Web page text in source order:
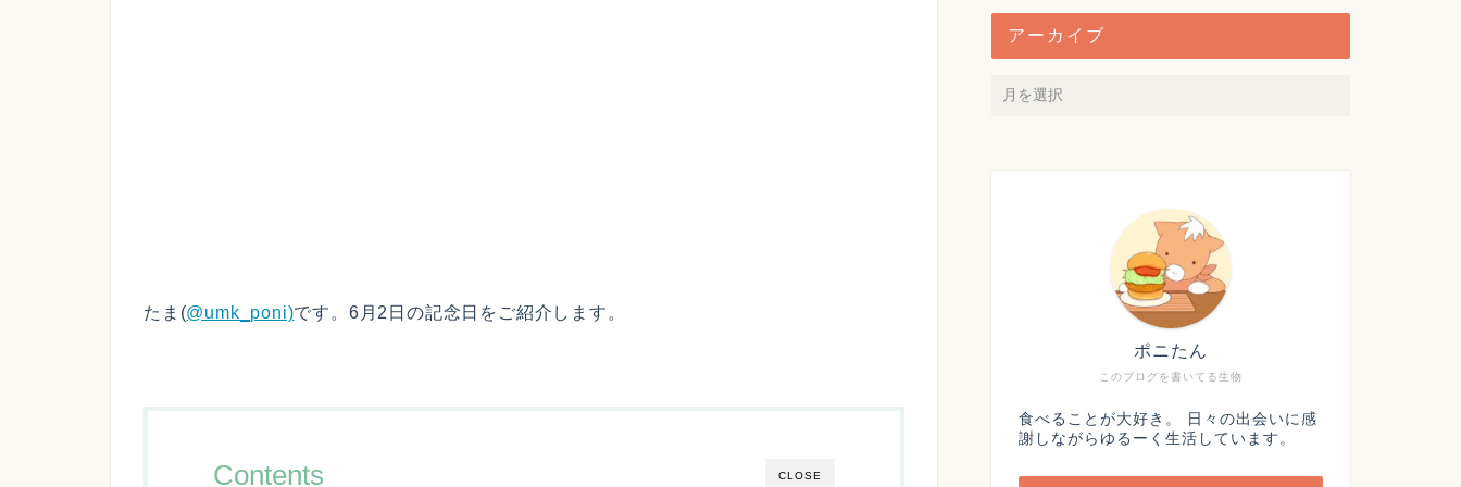
たま(@umk_poni)です。6月2日の記念日をご紹介します。
CLOSE
Contents
アーカイブ
このブログを書いてる生物
ポニたん
食べることが大好き。 日々の出会いに感
謝しながらゆるーく生活しています。